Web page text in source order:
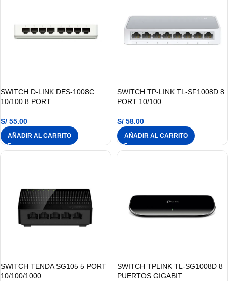
SWITCH D-LINK DES-1008C
10/100 8 PORT
S/ 55.00
AÑADIR AL CARRITO
SWITCH TP-LINK TL-SF1008D 8
PORT 10/100
S/ 58.00
AÑADIR AL CARRITO
SWITCH TENDA SG105 5 PORT
10/100/1000
SWITCH TPLINK TL-SG1008D 8
PUERTOS GIGABIT